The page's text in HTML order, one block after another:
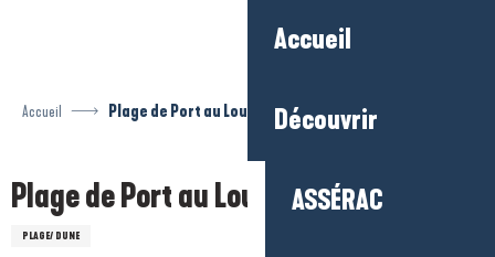
Accueil
Découvrir
ASSÉRAC
Accueil Plage de Port au Loup
Plage de Port au Loup
PLAGE/ DUNE